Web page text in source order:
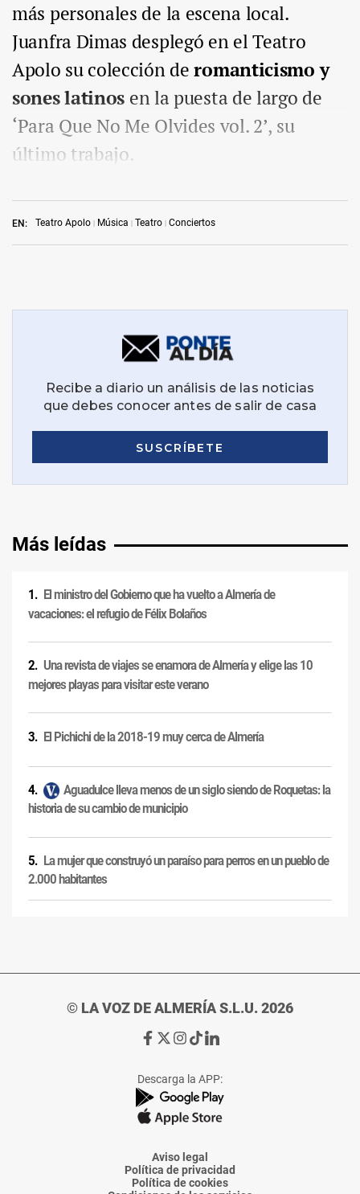
EN: Teatro Apolo Música Teatro Conciertos
más personales de la escena local.
Juanfra Dimas desplegó en el Teatro
Apolo su colección deromanticismo y
sones latinos en la puesta de largo de
‘Para Que No Me Olvides vol. 2’, su
último trabajo.
Más leídas
El ministro del Gobierno que ha vuelto a Almería de
vacaciones: el refugio de Félix Bolaños
Una revista de viajes se enamora de Almería y elige las 10
mejores playas para visitar este verano
El Pichichi de la 2018-19 muy cerca de Almería
Aguadulce lleva menos de un siglo siendo de Roquetas: la
historia de su cambio de municipio
La mujer que construyó un paraíso para perros en un pueblo de
2.000 habitantes
© LA VOZ DE ALMERÍA S.L.U. 2026
Ir
de
La
Voz
Almería
Ir
de
La
Voz
Almería
Ir
de
La
Voz
Almería
Ir
de
La
Voz
Almería
Ir
de
La
Voz
Descarga la APP:
Aviso legal
Política de privacidad
Política de cookies